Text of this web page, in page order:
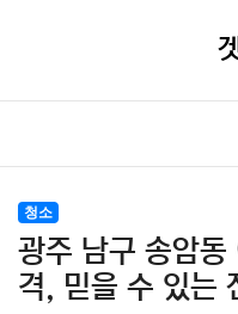
청소
광주 남구 송암
격, 믿을 수 있는